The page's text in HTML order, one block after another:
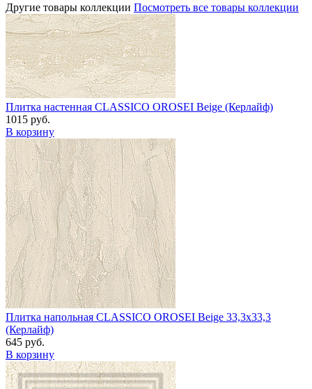
Другие товары коллекции Посмотреть все товары коллекции
Плитка настенная CLASSICO OROSEI Beige (Керлайф)
1015 руб.
В корзину
Плитка напольная CLASSICO OROSEI Beige 33,3x33,3
(Керлайф)
645 руб.
В корзину